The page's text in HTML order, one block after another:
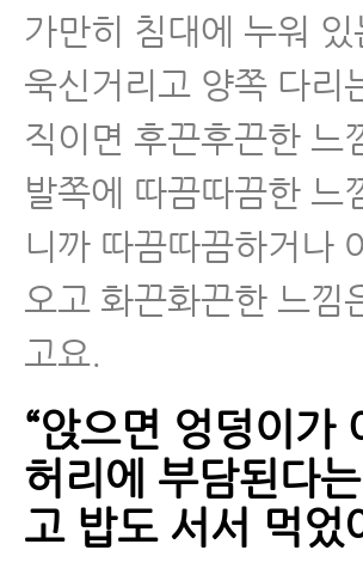
근육파열
디스크 내장증
가만히 침대에 누워
욱신거리고 양쪽 다리
직이면 후끈후끈한 느
발쪽에 따끔따끔한 느
니까 따끔따끔하거나
오고 화끈화끈한 느낌
고요.
“앉으면 엉덩이가
허리에 부담된다
고 밥도 서서 먹었